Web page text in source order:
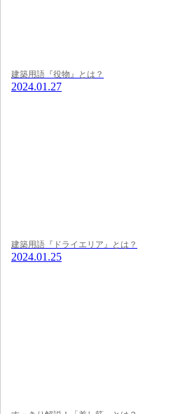
建築用語『役物』とは？
2024.01.27
建築用語『ドライエリア』とは？
2024.01.25